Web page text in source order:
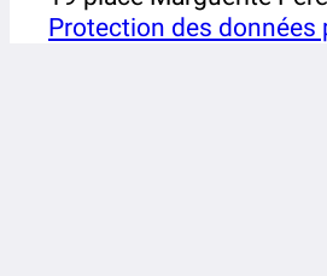
Protection des données